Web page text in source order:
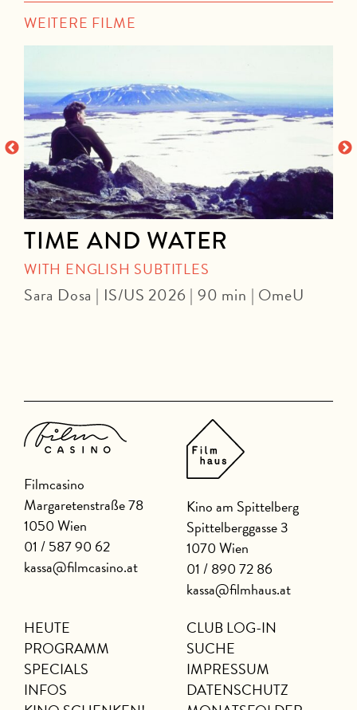
WEITERE FILME
TIME AND WATER
WITH ENGLISH SUBTITLES
Sara Dosa | IS/US 2026 | 90 min | OmeU
Filmcasino
Margaretenstraße 78
1050 Wien
01 / 587 90 62
kassa@filmcasino.at
Kino am Spittelberg
Spittelberggasse 3
1070 Wien
01 / 890 72 86
kassa@filmhaus.at
HEUTE
PROGRAMM
SPECIALS
INFOS
CLUB LOG-IN
SUCHE
IMPRESSUM
DATENSCHUTZ